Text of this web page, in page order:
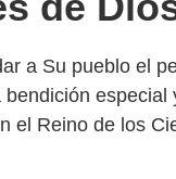
a Su pueblo el
el Reino de los